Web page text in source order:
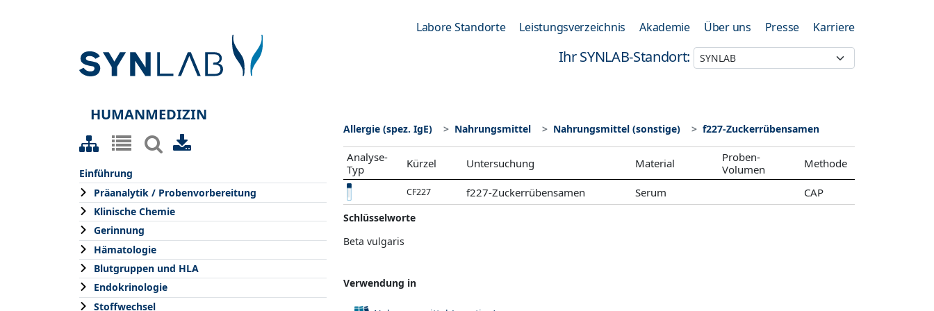
Labore Standorte Leistungsverzeichnis Akademie Über uns Presse Karriere
Ihr SYNLAB-Standort:
HUMANMEDIZIN
Einführung
Präanalytik / Probenvorbereitung
Klinische Chemie
Gerinnung
Hämatologie
Blutgruppen und HLA
Endokrinologie
Stoffwechsel
Allergie (spez. IgE) Nahrungsmittel Nahrungsmittel (sonstige) f227-Zuckerrübensamen
Analyse-
Typ
Kürzel Untersuchung Material
Proben-
Volumen
Methode
CF227 f227-Zuckerrübensamen Serum CAP
Schlüsselworte
Beta vulgaris
Verwendung in